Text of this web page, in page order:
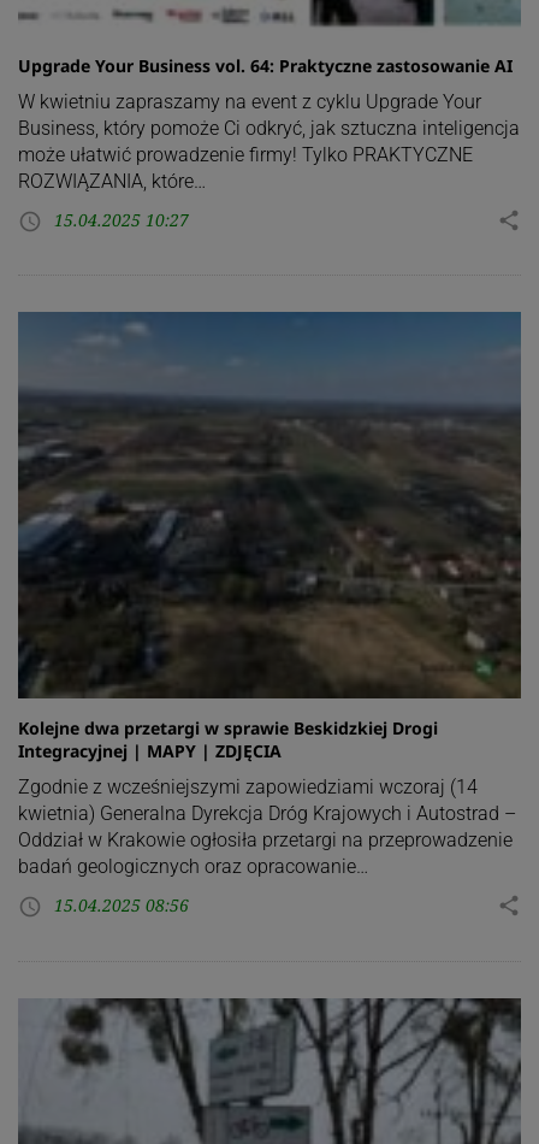
Upgrade Your Business vol. 64: Praktyczne zastosowanie AI
W kwietniu zapraszamy na event z cyklu Upgrade Your
Business, który pomoże Ci odkryć, jak sztuczna inteligencja
może ułatwić prowadzenie firmy! Tylko PRAKTYCZNE
ROZWIĄZANIA, które…
access_time 15.04.2025 10:27 share
Kolejne dwa przetargi w sprawie Beskidzkiej Drogi
Integracyjnej | MAPY | ZDJĘCIA
Zgodnie z wcześniejszymi zapowiedziami wczoraj (14
kwietnia) Generalna Dyrekcja Dróg Krajowych i Autostrad –
Oddział w Krakowie ogłosiła przetargi na przeprowadzenie
badań geologicznych oraz opracowanie…
access_time 15.04.2025 08:56 share